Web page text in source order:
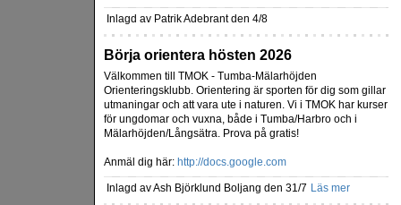
Inlagd av Patrik Adebrant den 4/8
Börja orientera hösten 2026
Välkommen till TMOK - Tumba-Mälarhöjden
Orienteringsklubb. Orientering är sporten för dig som gillar
utmaningar och att vara ute i naturen. Vi i TMOK har kurser
för ungdomar och vuxna, både i Tumba/Harbro och i
Mälarhöjden/Långsätra. Prova på gratis!
Anmäl dig här: http://docs.google.com
Inlagd av Ash Björklund Boljang den 31/7 Läs mer